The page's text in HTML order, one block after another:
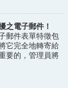
之電子郵件！
郵件表單特徵包
它完全地轉寄給
要的，管理員將